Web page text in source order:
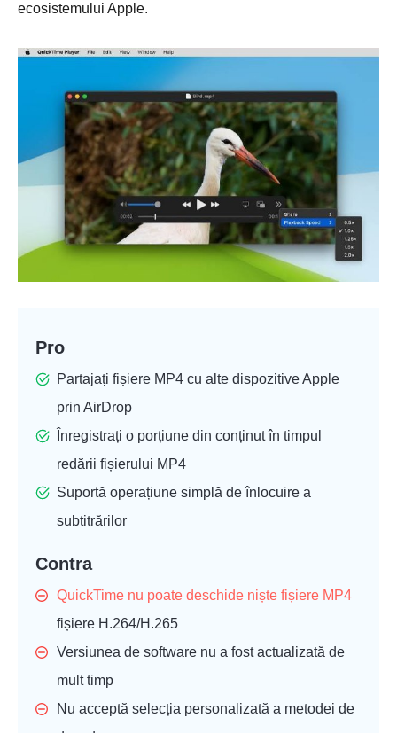
ecosistemului Apple.
Pro
Partajați fișiere MP4 cu alte dispozitive Apple
prin AirDrop
Înregistrați o porțiune din conținut în timpul
redării fișierului MP4
Suportă operațiune simplă de înlocuire a
subtitrărilor
Contra
QuickTime nu poate deschide niște fișiere MP4
fișiere H.264/H.265
Versiunea de software nu a fost actualizată de
mult timp
Nu acceptă selecția personalizată a metodei de